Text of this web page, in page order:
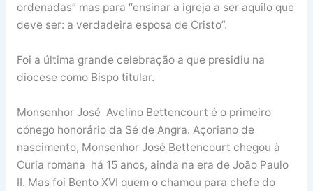
ordenadas” mas para “ensinar a igreja a ser aquilo que
deve ser: a verdadeira esposa de Cristo”.
Foi a última grande celebração a que presidiu na
diocese como Bispo titular.
Monsenhor José Avelino Bettencourt é o primeiro
cónego honorário da Sé de Angra. Açoriano de
nascimento, Monsenhor José Bettencourt chegou à
Curia romana há 15 anos, ainda na era de João Paulo
II. Mas foi Bento XVI quem o chamou para chefe do